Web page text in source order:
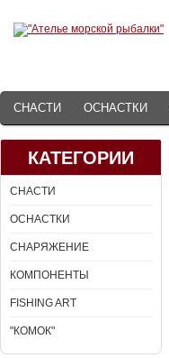
СНАСТИ ОСНАСТКИ
КАТЕГОРИИ
СНАСТИ
ОСНАСТКИ
СНАРЯЖЕНИЕ
КОМПОНЕНТЫ
FISHING ART
"КОМОК"